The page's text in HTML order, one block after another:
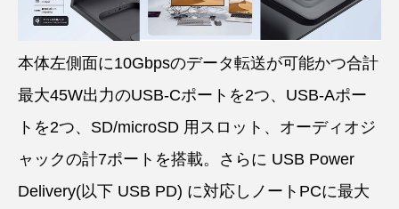
本体左側面に10Gbpsのデータ転送が可能かつ合計
最大45W出力のUSB-Cポートを2つ、USB-Aポー
トを2つ、SD/microSD 用スロット、オーディオジ
ャックの計7ポートを搭載。さらに USB Power
Delivery(以下 USB PD) に対応しノートPCに最大